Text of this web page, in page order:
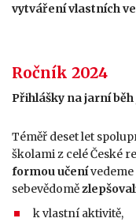
vytváření vlastních
Ročník 2024
Přihlášky na jarní
Téměř deset let
školami z celé České
formou učení
sebevědomě
k vlastní aktivitě,